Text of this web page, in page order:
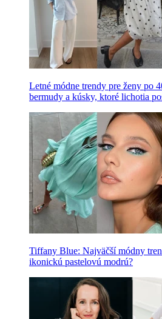
Letné módne trendy pre ženy po
bermudy a kúsky, ktoré lichotia
Tiffany Blue: Najväčší módny
ikonickú pastelovú modrú?